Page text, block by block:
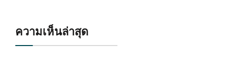
ความเห็นล่าสุด